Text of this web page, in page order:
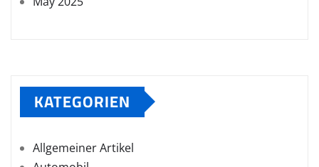
KATEGORIEN
Allgemeiner Artikel